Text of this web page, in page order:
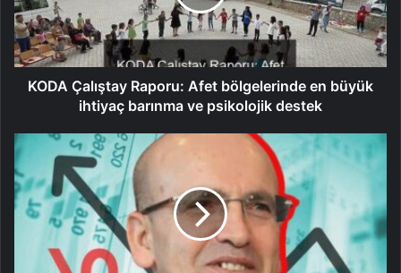
KODA Çalıştay Raporu: Afet bölgelerinde en büyük
ihtiyaç barınma ve psikolojik destek